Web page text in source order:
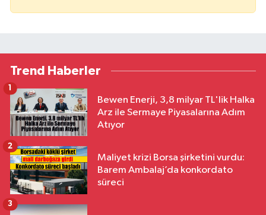
Trend Haberler
Bewen Enerji, 3,8 milyar TL'lik Halka
Arz ile Sermaye Piyasalarına Adım
Atıyor
1
Maliyet krizi Borsa şirketini vurdu:
Barem Ambalaj’da konkordato
süreci
2
3